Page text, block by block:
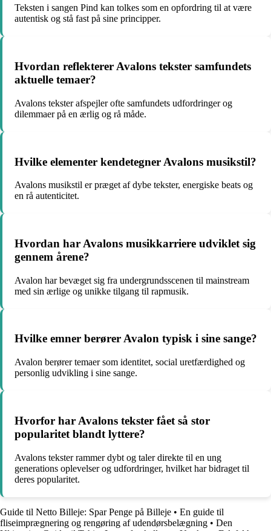
Teksten i sangen Pind kan tolkes som en opfordring til at være
autentisk og stå fast på sine principper.
Hvordan reflekterer Avalons tekster samfundets
aktuelle temaer?
Avalons tekster afspejler ofte samfundets udfordringer og
dilemmaer på en ærlig og rå måde.
Hvilke elementer kendetegner Avalons musikstil?
Avalons musikstil er præget af dybe tekster, energiske beats og
en rå autenticitet.
Hvordan har Avalons musikkarriere udviklet sig
gennem årene?
Avalon har bevæget sig fra undergrundsscenen til mainstream
med sin ærlige og unikke tilgang til rapmusik.
Hvilke emner berører Avalon typisk i sine sange?
Avalon berører temaer som identitet, social uretfærdighed og
personlig udvikling i sine sange.
Hvorfor har Avalons tekster fået så stor
popularitet blandt lyttere?
Avalons tekster rammer dybt og taler direkte til en ung
generations oplevelser og udfordringer, hvilket har bidraget til
deres popularitet.
Guide til Netto Billeje: Spar Penge på Billeje • En guide til
fliseimprægnering og rengøring af udendørsbelægning • Den